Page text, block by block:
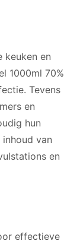
keuken en
1000ml 70%
Tevens
en
hun
van
en
effectieve